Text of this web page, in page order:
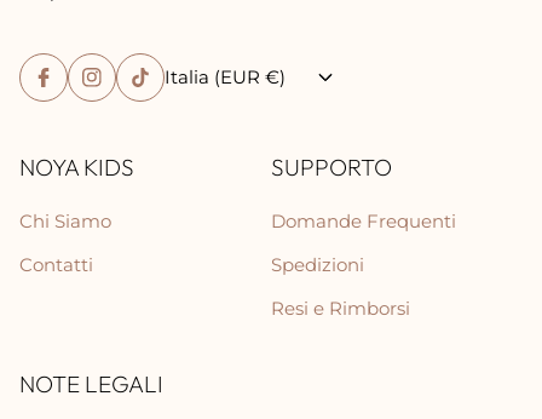
Italia (EUR €)
NOYA KIDS
Chi Siamo
Contatti
SUPPORTO
Domande Frequenti
Spedizioni
Resi e Rimborsi
NOTE LEGALI